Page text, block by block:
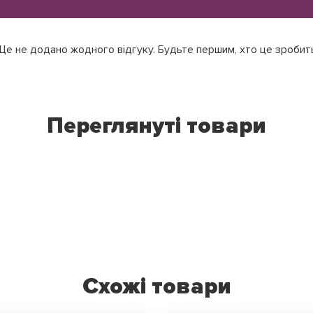
не додано жодного відгуку. Будьте першим, хто це
Переглянуті товари
Схожі товари